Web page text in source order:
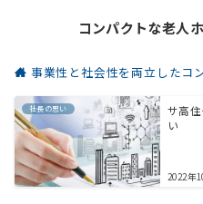
コンパクトな老人
事業性と社会性を両立したコン
社長の思い
サ高
い
2022年